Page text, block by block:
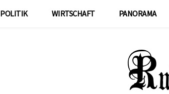
POLITIK WIRTSCHAFT PANORAMA